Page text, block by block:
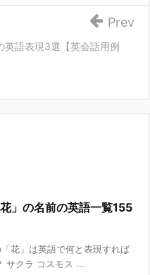
英語表現3選【英会話用例
Prev
花」の名前の英語一覧155
花」は英語で何と表現すれば
サクラ コスモス ...